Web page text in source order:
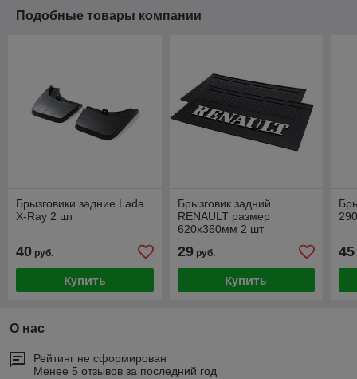
Подобные товары компании
Брызговики задние Lada
X-Ray 2 шт
40 руб.
Купить
Брызговик задний
RENAULT размер
620х360мм 2 шт
29руб.
Купить
45
О нас
Рейтинг не сформирован
Менее 5 отзывов за последний год